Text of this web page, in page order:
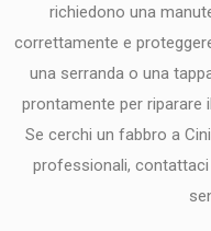
richiedono una
correttamente e
una serranda o una
prontamente per riparare
Se cerchi un fabbro a
professionali,